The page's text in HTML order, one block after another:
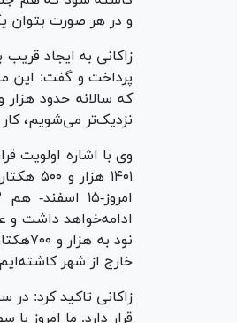
و در هر صورت بتوان
نزدیک‌تر می‌شویم، کار
خارج از شهر
زاکانی تاکید کرد:
قرار دارد. ما امروز